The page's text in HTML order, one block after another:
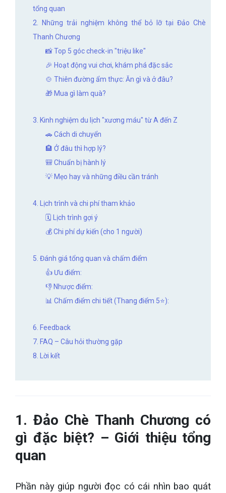
tổng quan
2. Những trải nghiệm không thể bỏ lỡ tại Đảo Chè
Thanh Chương
📸 Top 5 góc check-in "triệu like"
🎉 Hoạt động vui chơi, khám phá đặc sắc
🍲 Thiên đường ẩm thực: Ăn gì và ở đâu?
🎁 Mua gì làm quà?
3. Kinh nghiệm du lịch "xương máu" từ A đến Z
🚗 Cách di chuyển
🏨 Ở đâu thì hợp lý?
🎒 Chuẩn bị hành lý
💡 Mẹo hay và những điều cần tránh
4. Lịch trình và chi phí tham khảo
🗓️ Lịch trình gợi ý
💰 Chi phí dự kiến (cho 1 người)
5. Đánh giá tổng quan và chấm điểm
👍 Ưu điểm:
👎 Nhược điểm:
📊 Chấm điểm chi tiết (Thang điểm 5⭐):
6. Feedback
7. FAQ – Câu hỏi thường gặp
8. Lời kết
1. Đảo Chè Thanh Chương có
gì đặc biệt? – Giới thiệu tổng
quan
Phần này giúp người đọc có cái nhìn bao quát